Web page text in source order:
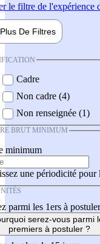
le filtre de l'expérience
Plus De Filtres
Cadre
Non cadre (4)
Non renseignée (1)
BRUT MINIMUM
minimum
une périodicité pour
parmi les 1ers à
serez-vous parmi
premiers à postuler ?